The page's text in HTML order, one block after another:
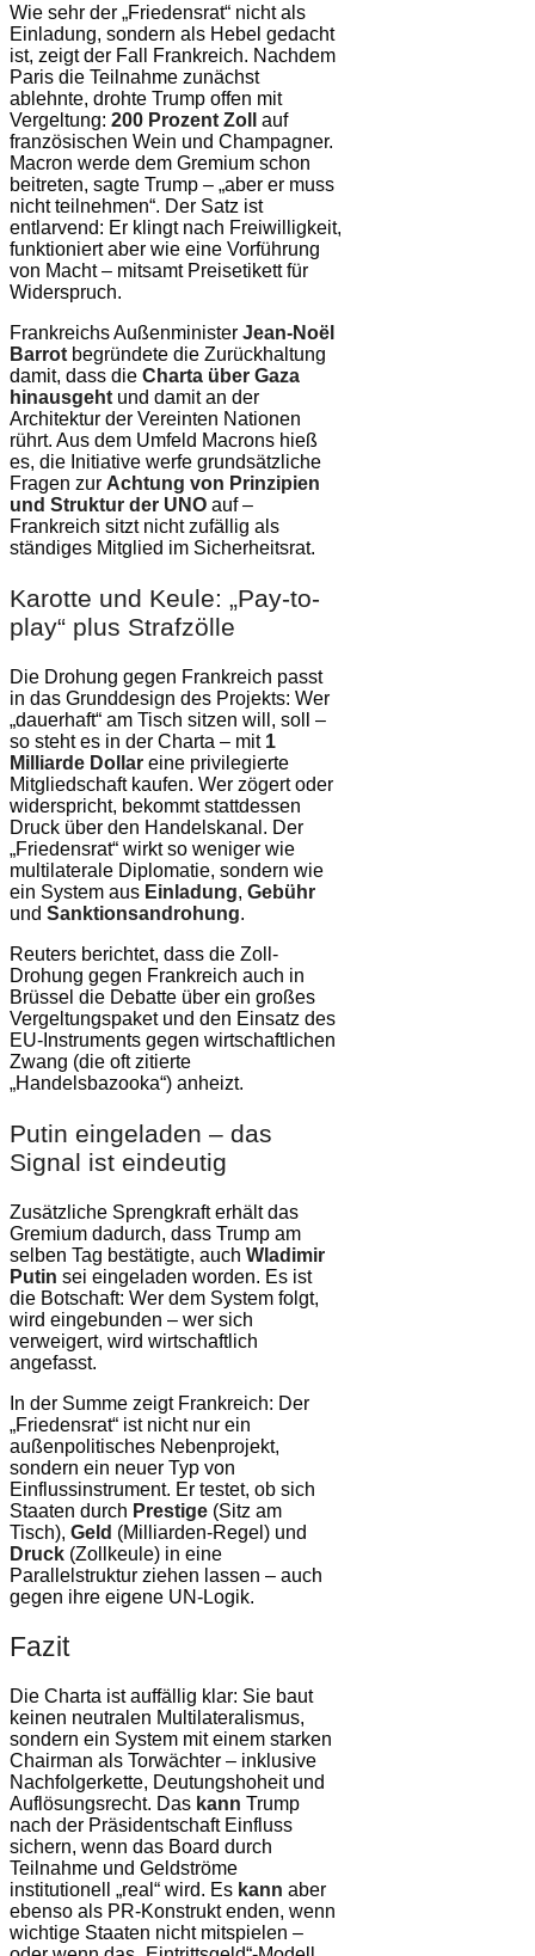
Wie sehr der „Friedensrat“ nicht als
Einladung, sondern als Hebel gedacht
ist, zeigt der Fall Frankreich. Nachdem
Paris die Teilnahme zunächst
ablehnte, drohte Trump offen mit
Vergeltung: 200 Prozent Zoll
auf
französischen Wein und Champagner.
Macron werde dem Gremium schon
beitreten, sagte Trump – „aber er muss
nicht teilnehmen“. Der Satz ist
entlarvend: Er klingt nach Freiwilligkeit,
funktioniert aber wie eine Vorführung
von Macht – mitsamt Preisetikett für
Widerspruch.
Frankreichs Außenminister Jean-Noël
Barrot begründete die Zurückhaltung
damit, dass die Charta über Gaza
hinausgeht und damit an der
Architektur der Vereinten Nationen
rührt. Aus dem Umfeld Macrons hieß
es, die Initiative werfe grundsätzliche
Fragen zur Achtung von Prinzipien
und Struktur der UNO auf –
Frankreich sitzt nicht zufällig als
ständiges Mitglied im Sicherheitsrat.
Karotte und Keule: „Pay-to-
play“ plus Strafzölle
Die Drohung gegen Frankreich passt
in das Grunddesign des Projekts: Wer
„dauerhaft“ am Tisch sitzen will, soll –
so steht es in der Charta – mit 1
Milliarde Dollar eine privilegierte
Mitgliedschaft kaufen. Wer zögert oder
widerspricht, bekommt stattdessen
Druck über den Handelskanal. Der
„Friedensrat“ wirkt so weniger wie
multilaterale Diplomatie, sondern wie
ein System aus Einladung, Gebühr
und Sanktionsandrohung.
Reuters berichtet, dass die Zoll-
Drohung gegen Frankreich auch in
Brüssel die Debatte über ein großes
Vergeltungspaket und den Einsatz des
EU-Instruments gegen wirtschaftlichen
Zwang (die oft zitierte
„Handelsbazooka“) anheizt.
Putin eingeladen – das
Signal ist eindeutig
Zusätzliche Sprengkraft erhält das
Gremium dadurch, dass Trump am
selben Tag bestätigte, auch Wladimir
Putin sei eingeladen worden. Es ist
die Botschaft: Wer dem System folgt,
wird eingebunden – wer sich
verweigert, wird wirtschaftlich
angefasst.
In der Summe zeigt Frankreich: Der
„Friedensrat“ ist nicht nur ein
außenpolitisches Nebenprojekt,
sondern ein neuer Typ von
Einflussinstrument. Er testet, ob sich
Staaten durch Prestige (Sitz am
Tisch), Geld (Milliarden-Regel) und
Druck (Zollkeule) in eine
Parallelstruktur ziehen lassen – auch
gegen ihre eigene UN-Logik.
Fazit
Die Charta ist auffällig klar: Sie baut
keinen neutralen Multilateralismus,
sondern ein System mit einem starken
Chairman als Torwächter – inklusive
Nachfolgerkette, Deutungshoheit und
Auflösungsrecht. Das kann Trump
nach der Präsidentschaft Einfluss
sichern, wenn das Board durch
Teilnahme und Geldströme
institutionell „real“ wird. Es kann aber
ebenso als PR-Konstrukt enden, wenn
wichtige Staaten nicht mitspielen –